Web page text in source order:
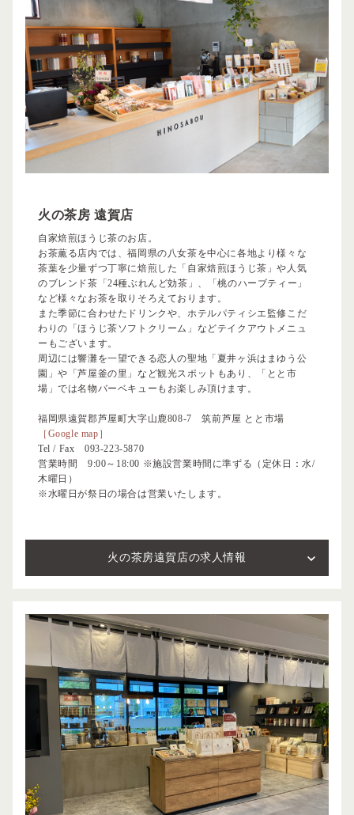
火の茶房 遠賀店
自家焙煎ほうじ茶のお店。
お茶薫る店内では、福岡県の八女茶を中心に各地より様々な
茶葉を少量ずつ丁寧に焙煎した「自家焙煎ほうじ茶」や人気
のブレンド茶「24種ぶれんど効茶」、「桃のハーブティー」
など様々なお茶を取りそろえております。
また季節に合わせたドリンクや、ホテルパティシエ監修こだ
わりの「ほうじ茶ソフトクリーム」などテイクアウトメニュ
ーもございます。
周辺には響灘を一望できる恋人の聖地「夏井ヶ浜はまゆう公
園」や「芦屋釜の里」など観光スポットもあり、「とと市
場」では名物バーベキューもお楽しみ頂けます。
福岡県遠賀郡芦屋町大字山鹿808-7 筑前芦屋 とと市場
［Google map］
Tel / Fax 093-223-5870
営業時間 9:00～18:00 ※施設営業時間に準ずる（定休日：水/
木曜日）
※水曜日が祭日の場合は営業いたします。
火の茶房遠賀店の求人情報